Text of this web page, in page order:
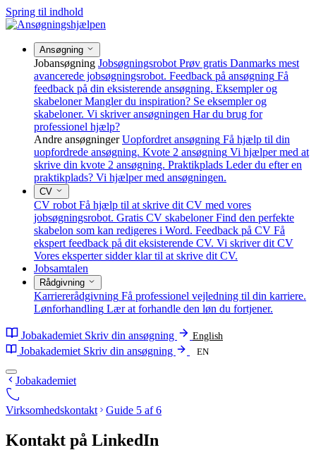
Spring til indhold
Ansøgning
Jobansøgning Jobsøgningsrobot Prøv gratis Danmarks mest
avancerede jobsøgningsrobot. Feedback på ansøgning Få
feedback på din eksisterende ansøgning. Eksempler og
skabeloner Mangler du inspiration? Se eksempler og
skabeloner. Vi skriver ansøgningen Har du brug for
professionel hjælp?
Andre ansøgninger Uopfordret ansøgning Få hjælp til din
uopfordrede ansøgning. Kvote 2 ansøgning Vi hjælper med at
skrive din kvote 2 ansøgning. Praktikplads Leder du efter en
praktikplads? Vi hjælper med ansøgningen.
CV
CV robot Få hjælp til at skrive dit CV med vores
jobsøgningsrobot. Gratis CV skabeloner Find den perfekte
skabelon som kan redigeres i Word. Feedback på CV Få
ekspert feedback på dit eksisterende CV. Vi skriver dit CV
Vores eksperter sidder klar til at skrive dit CV.
Jobsamtalen
Rådgivning
Karriererådgivning Få professionel vejledning til din karriere.
Lønforhandling Lær at forhandle den løn du fortjener.
Jobakademiet Skriv din ansøgning English
Jobakademiet Skriv din ansøgning EN
Jobakademiet
Virksomhedskontakt Guide 5 af 6
Kontakt på LinkedIn